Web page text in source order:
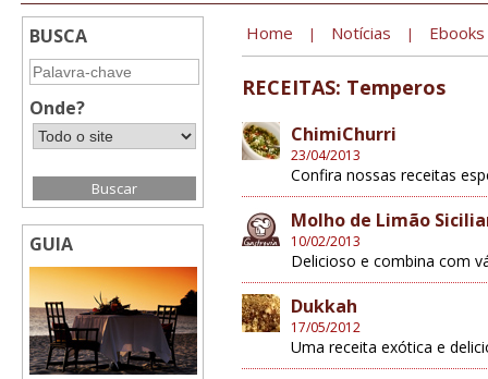
BUSCA
Onde?
GUIA
Home | Notícias | Ebooks
RECEITAS: Temperos
ChimiChurri
23/04/2013
Confira nossas receitas
Molho de Limão
10/02/2013
Delicioso e combina com
Dukkah
17/05/2012
Uma receita exótica e